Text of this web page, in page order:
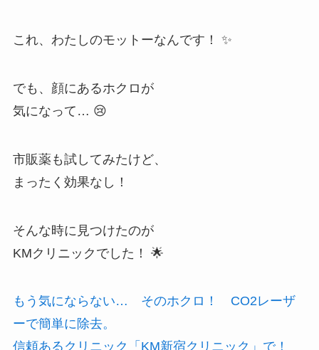
これ、わたしのモットーなんです！ ✨
でも、顔にあるホクロが
気になって… 😢
市販薬も試してみたけど、
まったく効果なし！
そんな時に見つけたのが
KMクリニックでした！ 🌟
もう気にならない… そのホクロ！ CO2レーザ
ーで簡単に除去。
信頼あるクリニック「KM新宿クリニック」で！